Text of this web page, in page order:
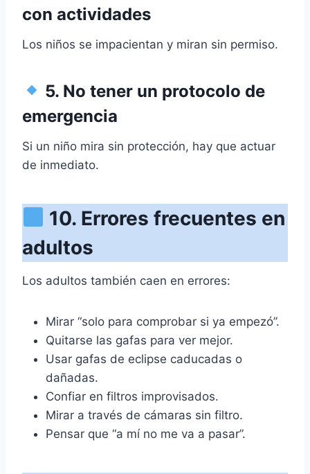
con actividades
Los niños se impacientan y miran sin permiso.
5. No tener un protocolo de
emergencia
Si un niño mira sin protección, hay que actuar
de inmediato.
10. Errores frecuentes en
adultos
Los adultos también caen en errores:
Mirar “solo para comprobar si ya empezó”.
Quitarse las gafas para ver mejor.
Usar gafas de eclipse caducadas o
dañadas.
Confiar en filtros improvisados.
Mirar a través de cámaras sin filtro.
Pensar que “a mí no me va a pasar”.